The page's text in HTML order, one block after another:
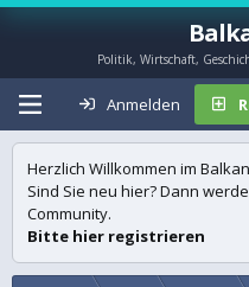
Politik, Wirtschaft,
Anmelden
Herzlich Willkommen im
Sind Sie neu hier? Dann
Community.
Bitte hier registrieren